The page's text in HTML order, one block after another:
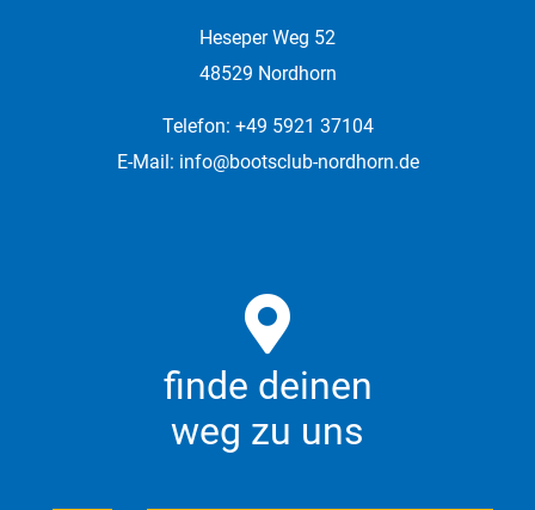
Heseper Weg 52
48529 Nordhorn
Telefon: +49 5921 37104
E-Mail: info@bootsclub-nordhorn.de
finde deinen
weg zu uns